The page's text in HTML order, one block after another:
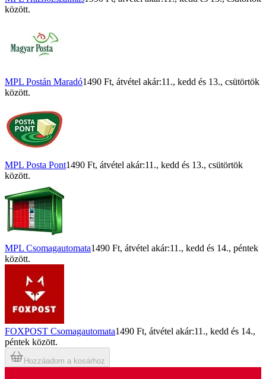
között.
MPL Postán Maradó1490 Ft, átvétel akár:11., kedd és 13., csütörtök
között.
MPL Posta Pont1490 Ft, átvétel akár:11., kedd és 13., csütörtök
között.
MPL Csomagautomata1490 Ft, átvétel akár:11., kedd és 14., péntek
között.
FOXPOST Csomagautomata1490 Ft, átvétel akár:11., kedd és 14.,
péntek között.
Hozzáadom a kosárhoz